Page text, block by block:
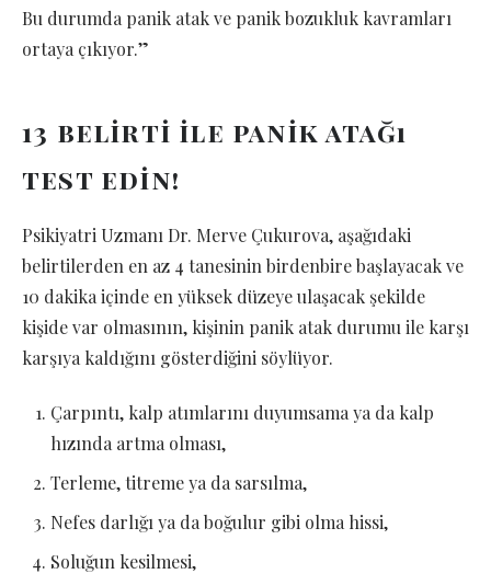
Bu durumda panik atak ve panik bozukluk kavramları
ortaya çıkıyor.”
13 belirti ile panik atağı
test edin!
Psikiyatri Uzmanı Dr. Merve Çukurova, aşağıdaki
belirtilerden en az 4 tanesinin birdenbire başlayacak ve
10 dakika içinde en yüksek düzeye ulaşacak şekilde
kişide var olmasının, kişinin panik atak durumu ile karşı
karşıya kaldığını gösterdiğini söylüyor.
Çarpıntı, kalp atımlarını duyumsama ya da kalp
hızında artma olması,
Terleme, titreme ya da sarsılma,
Nefes darlığı ya da boğulur gibi olma hissi,
Soluğun kesilmesi,